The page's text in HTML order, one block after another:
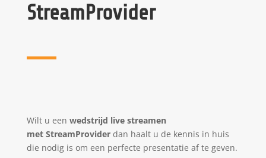
StreamProvider
Wilt u een wedstrijd live streamen
metStreamProviderdan haalt u de kennis in huis
die nodig is om een perfecte presentatie af te geven.